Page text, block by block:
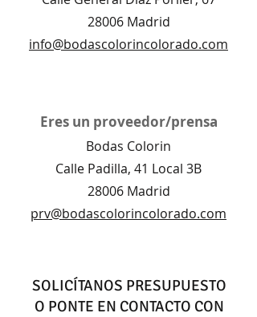
28006 Madrid
​info@bodascolorincolorado.com
Eres un proveedor/prensa
Bodas Colorin
Calle Padilla, 41 Local 3B
28006 Madrid
prv@bodascolorincolorado.com
SOLICÍTANOS PRESUPUESTO
O PONTE EN CONTACTO CON